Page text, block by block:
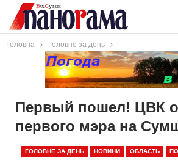
Головна Головне за день
Первый пошел! ЦВК
первого мэра на
ГОЛОВНЕ ЗА ДЕНЬ НОВИНИ ОБЛАСТЬ